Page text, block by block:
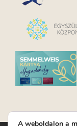
A weboldalon a